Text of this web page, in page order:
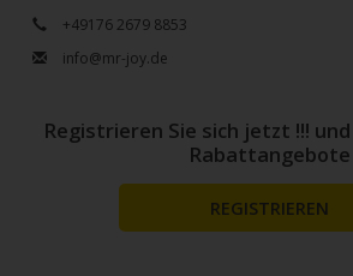
+49176 2679 8853
info@mr-joy.de
Registrieren Sie sich jetzt !!!
Rabattangebote
REGISTRIEREN